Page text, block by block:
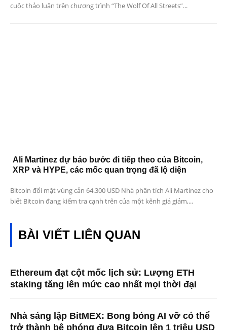
cuộc thảo luận trên chương trình “The Wolf Of All Streets”...
Ali Martinez dự báo bước đi tiếp theo của Bitcoin,
XRP và HYPE, các mốc quan trọng đã lộ diện
Bitcoin đối mặt vùng cản 64.300 USD Nhà phân tích Ali Martinez cho
biết Bitcoin đang kiểm tra cạnh trên của một kênh giá giảm,...
BÀI VIẾT LIÊN QUAN
Ethereum đạt cột mốc lịch sử: Lượng ETH
staking tăng lên mức cao nhất mọi thời đại
Nhà sáng lập BitMEX: Bong bóng AI vỡ có thể
trở thành bệ phóng đưa Bitcoin lên 1 triệu USD